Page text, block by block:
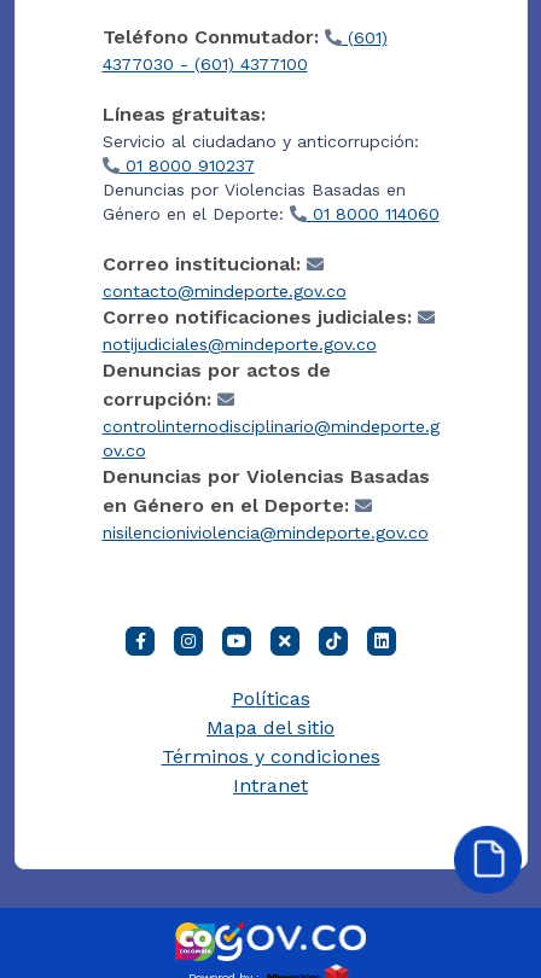
Teléfono Conmutador:
(601)
4377030 - (601) 4377100
Líneas gratuitas:
Servicio al ciudadano y anticorrupción:
01 8000 910237
Denuncias por Violencias Basadas en
Género en el Deporte:
01 8000 114060
Correo institucional:
contacto@mindeporte.gov.co
Correo notificaciones judiciales:
notijudiciales@mindeporte.gov.co
Denuncias por actos de
corrupción:
controlinternodisciplinario@mindeporte.g
ov.co
Denuncias por Violencias Basadas
en Género en el Deporte:
nisilencioniviolencia@mindeporte.gov.co
Políticas
Mapa del sitio
Términos y condiciones
Intranet